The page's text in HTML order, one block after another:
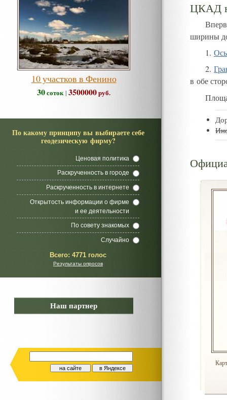
10 участков в Фенино
30соток| 3500000руб.
По какому принципу вы выбираете себе
геодезическую фирму?
Ценовая политика
Раскрученность в городе
Раскрученность в интернете
Открытость информации о фирме
и ее деятельности
По совету знакомых
Случайно
Всего: 4771 голос
Результаты опросов
Наш партнер
ЦКАД
ширины
1.
2.
в обе